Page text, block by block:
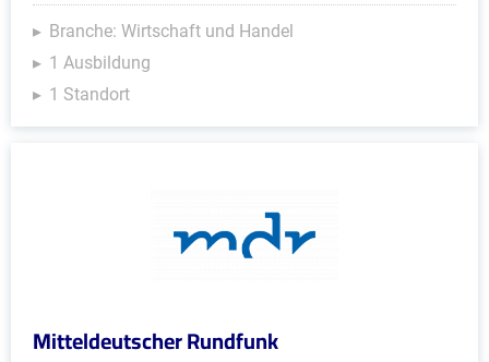
Branche: Wirtschaft und Handel
1 Ausbildung
1 Standort
Mitteldeutscher Rundfunk